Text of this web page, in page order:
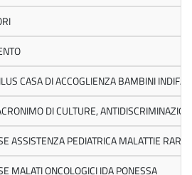
CASA DI ACCOGLIENZA BAMBINI
DI CULTURE,
ASSISTENZA PEDIATRICA MALATTIE RARE
MALATI ONCOLOGICI IDA PONESSA